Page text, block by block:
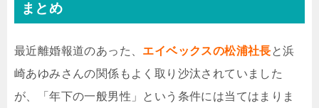
まとめ
最近離婚報道のあった、 エイベックスの松浦社長と浜
崎あゆみさんの関係もよく取り沙汰されていました
が、「年下の一般男性」という条件には当てはまりま